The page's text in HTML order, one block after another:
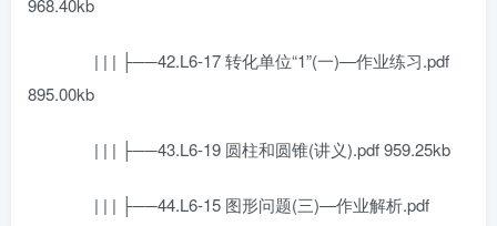
968.40kb
| | | ├──42.L6-17 转化单位“1”(一)—作业练习.pdf
895.00kb
| | | ├──43.L6-19 圆柱和圆锥(讲义).pdf 959.25kb
| | | ├──44.L6-15 图形问题(三)—作业解析.pdf